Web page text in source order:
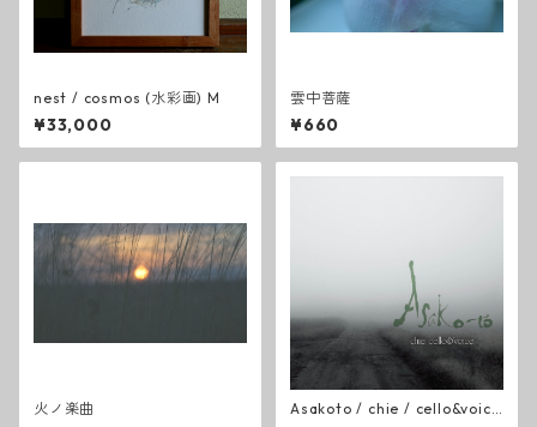
nest / cosmos (水彩画) M
¥33,000
雲中菩薩
¥660
火ノ楽曲
Asakoto / chie / cello&voice